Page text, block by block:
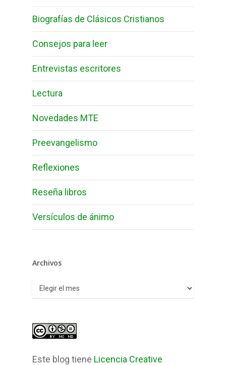
Biografías de Clásicos Cristianos
Consejos para leer
Entrevistas escritores
Lectura
Novedades MTE
Preevangelismo
Reflexiones
Reseña libros
Versículos de ánimo
Archivos
Archivos
Este blog tiene Licencia Creative